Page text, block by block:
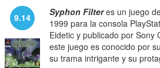
9.14 Syphon Filteres un juego
1999 para la consola
Eidetic y publicado por Sony
este juego es conocido por
su trama intrigante y su